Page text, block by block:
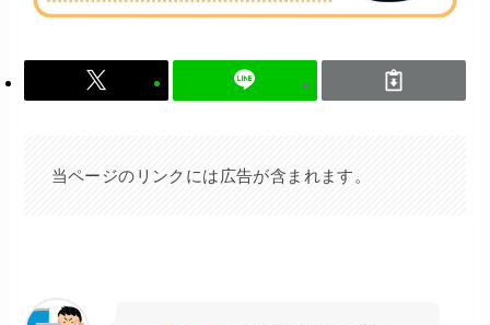
当ページのリンクには広告が含まれます。